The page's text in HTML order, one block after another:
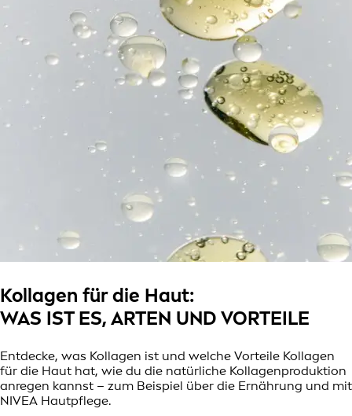
Kollagen für die Haut:
WAS IST ES, ARTEN UND VORTEILE
Entdecke, was Kollagen ist und welche Vorteile Kollagen
für die Haut hat, wie du die natürliche Kollagenproduktion
anregen kannst – zum Beispiel über die Ernährung und mit
NIVEA Hautpflege.